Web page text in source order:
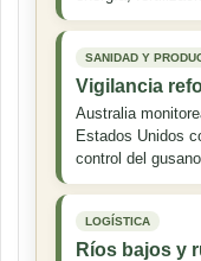
SANIDAD Y
Vigilancia
Australia
Estados Unidos
control del
LOGÍSTICA
Ríos bajos y